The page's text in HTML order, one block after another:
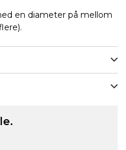
en diameter på mellom